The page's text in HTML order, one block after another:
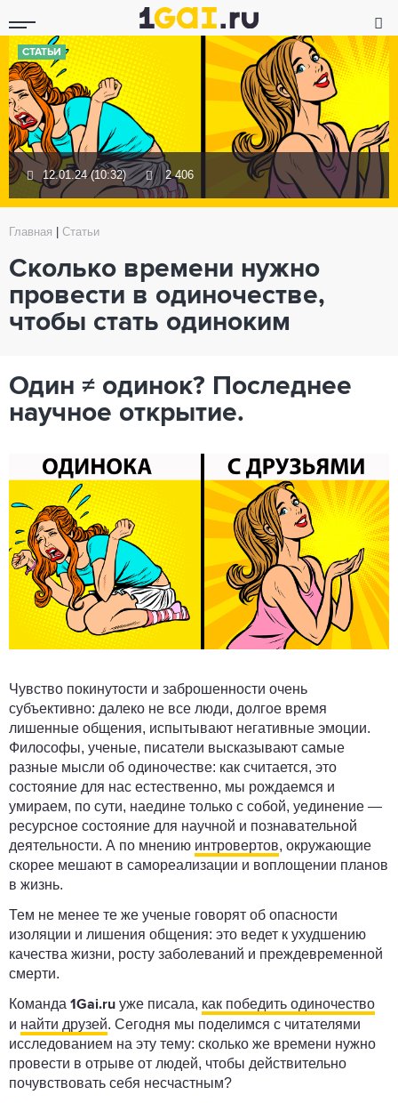
СТАТЬИ
12.01.24 (10:32) 2 406
Главная Статьи
Сколько времени нужно
провести в одиночестве,
чтобы стать одиноким
Один ≠ одинок? Последнее
научное открытие.
Чувство покинутости и заброшенности очень
субъективно: далеко не все люди, долгое время
лишенные общения, испытывают негативные эмоции.
Философы, ученые, писатели высказывают самые
разные мысли об одиночестве: как считается, это
состояние для нас естественно, мы рождаемся и
умираем, по сути, наедине только с собой, уединение ―
ресурсное состояние для научной и познавательной
деятельности. А по мнению интровертов, окружающие
скорее мешают в самореализации и воплощении планов
в жизнь.
Тем не менее те же ученые говорят об опасности
изоляции и лишения общения: это ведет к ухудшению
качества жизни, росту заболеваний и преждевременной
смерти.
Команда 1Gai.ru уже писала, как победить одиночество
и найти друзей. Сегодня мы поделимся с читателями
исследованием на эту тему: сколько же времени нужно
провести в отрыве от людей, чтобы действительно
почувствовать себя несчастным?